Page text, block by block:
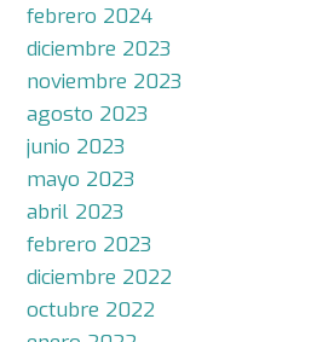
febrero 2024
diciembre 2023
noviembre 2023
agosto 2023
junio 2023
mayo 2023
abril 2023
febrero 2023
diciembre 2022
octubre 2022